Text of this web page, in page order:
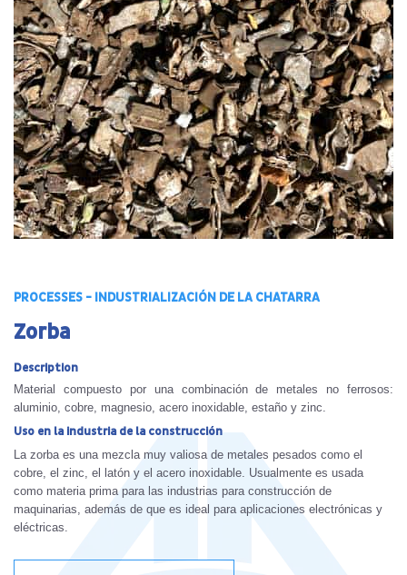
PROCESSES - INDUSTRIALIZACIÓN DE LA CHATARRA
Zorba
Description
Material compuesto por una combinación de metales no ferrosos:
aluminio, cobre, magnesio, acero inoxidable, estaño y zinc.
Uso en la industria de la construcción
La zorba es una mezcla muy valiosa de metales pesados como el
cobre, el zinc, el latón y el acero inoxidable. Usualmente es usada
como materia prima para las industrias para construcción de
maquinarias, además de que es ideal para aplicaciones electrónicas y
eléctricas.